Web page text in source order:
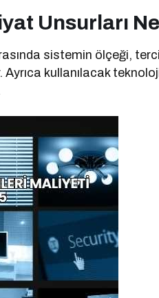
Unsurları
sistemin ölçeği,
kullanılacak